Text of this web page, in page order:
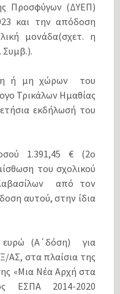
Προσφύγων (ΔΥΕΠ)
και την απόδοση
μονάδα(σχετ. η
Συμβ.).
ή μη χώρων του
Τρικάλων Ημαθίας
εκδήλωσή του
1.391,45 € (2o
του σχολικού
από τον
αυτού, στην ίδια
ευρώ (Α΄δόση) για
ΑΣ, στα πλαίσια της
«Μια Νέα Αρχή στα
ΕΣΠΑ 2014-2020